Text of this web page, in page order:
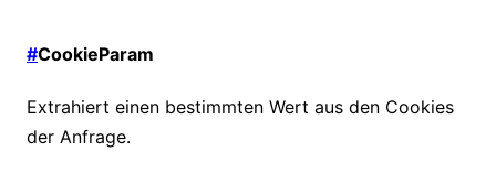
#CookieParam
Extrahiert einen bestimmten Wert aus den Cookies
der Anfrage.